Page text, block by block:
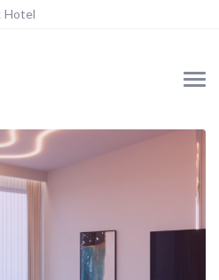
Hotel